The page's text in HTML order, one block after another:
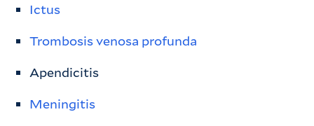
Ictus
Trombosis venosa profunda
Apendicitis
Meningitis